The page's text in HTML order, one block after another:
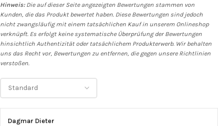
Hinweis:Die auf dieser Seite angezeigten Bewertungen stammen von
Kunden, die das Produkt bewertet haben. Diese Bewertungen sind jedoch
nicht zwangsläufig mit einem tatsächlichen Kauf in unserem Onlineshop
verknüpft. Es erfolgt keine systematische Überprüfung der Bewertungen
hinsichtlich Authentizität oder tatsächlichem Produkterwerb. Wir behalten
uns das Recht vor, Bewertungen zu entfernen, die gegen unsere Richtlinien
verstoßen.
Dagmar Dieter